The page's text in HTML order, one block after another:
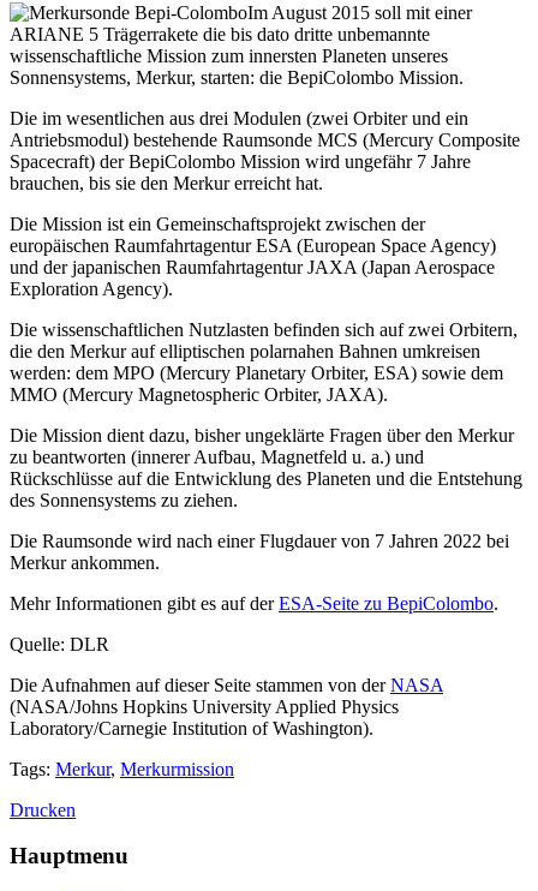
Im August 2015 soll mit einer
ARIANE 5 Trägerrakete die bis dato dritte unbemannte
wissenschaftliche Mission zum innersten Planeten unseres
Sonnensystems, Merkur, starten: die BepiColombo Mission.
Die im wesentlichen aus drei Modulen (zwei Orbiter und ein
Antriebsmodul) bestehende Raumsonde MCS (Mercury Composite
Spacecraft) der BepiColombo Mission wird ungefähr 7 Jahre
brauchen, bis sie den Merkur erreicht hat.
Die Mission ist ein Gemeinschaftsprojekt zwischen der
europäischen Raumfahrtagentur ESA (European Space Agency)
und der japanischen Raumfahrtagentur JAXA (Japan Aerospace
Exploration Agency).
Die wissenschaftlichen Nutzlasten befinden sich auf zwei Orbitern,
die den Merkur auf elliptischen polarnahen Bahnen umkreisen
werden: dem MPO (Mercury Planetary Orbiter, ESA) sowie dem
MMO (Mercury Magnetospheric Orbiter, JAXA).
Die Mission dient dazu, bisher ungeklärte Fragen über den Merkur
zu beantworten (innerer Aufbau, Magnetfeld u. a.) und
Rückschlüsse auf die Entwicklung des Planeten und die Entstehung
des Sonnensystems zu ziehen.
Die Raumsonde wird nach einer Flugdauer von 7 Jahren 2022 bei
Merkur ankommen.
Mehr Informationen gibt es auf derESA-Seite zu BepiColombo.
Quelle: DLR
Die Aufnahmen auf dieser Seite stammen von derNASA
(NASA/Johns Hopkins University Applied Physics
Laboratory/Carnegie Institution of Washington).
Tags: Merkur, Merkurmission
Drucken
Hauptmenu